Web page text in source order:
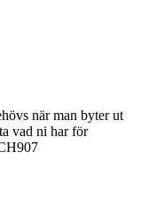
när man byter ut
vad ni har för